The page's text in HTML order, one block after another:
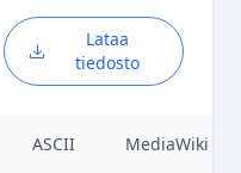
Lataa
tiedosto
ASCII MediaWiki